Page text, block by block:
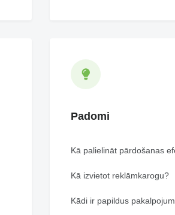
Padomi
Kā palielināt pārdošanas
Kā izvietot reklāmkarogu?
Kādi ir papildus